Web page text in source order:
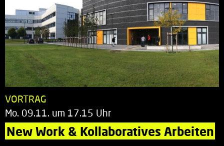
VORTRAG
Mo. 09.11. um 17.15 Uhr
New Work & Kollaboratives Arbeiten